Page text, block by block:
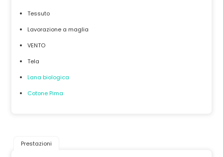
Tessuto
Lavorazione a maglia
VENTO
Tela
Lana biologica
Cotone Pima
Prestazioni